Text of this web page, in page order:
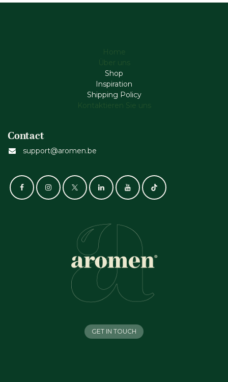
Home
Über uns
Shop
Inspiration
Shipping Policy
Kontaktieren Sie uns
Contact
support@aromen.be
GET IN TOUCH